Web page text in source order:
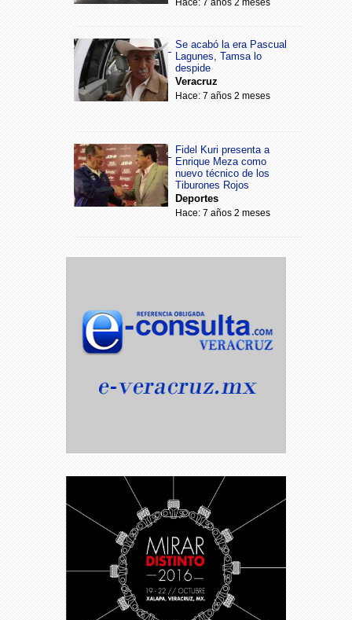
Hace: 7 años 2 meses
Se acabó la era Pascual
Lagunes, Tamsa lo
despide
Veracruz
Hace: 7 años 2 meses
Fidel Kuri presenta a
Enrique Meza como
nuevo técnico de los
Tiburones Rojos
Deportes
Hace: 7 años 2 meses